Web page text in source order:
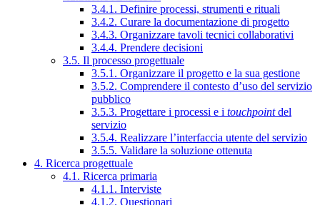
3.4.1. Definire processi, strumenti e rituali
3.4.2. Curare la documentazione di progetto
3.4.3. Organizzare tavoli tecnici collaborativi
3.4.4. Prendere decisioni
3.5. Il processo progettuale
3.5.1. Organizzare il progetto e la sua gestione
3.5.2. Comprendere il contesto d’uso del servizio
pubblico
3.5.3. Progettare i processi e i touchpointdel
servizio
3.5.4. Realizzare l’interfaccia utente del servizio
3.5.5. Validare la soluzione ottenuta
4. Ricerca progettuale
4.1. Ricerca primaria
4.1.1. Interviste
4.1.2. Questionari